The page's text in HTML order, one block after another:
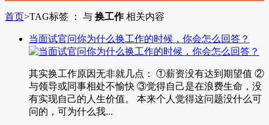
首页>TAG标签 ： 与 换工作相关内容
当面试官问你为什么换工作的时候，你会怎么回答？
其实换工作原因无非就几点： ①薪资没有达到期望值 ②
与领导或同事相处不愉快 ③觉得自己是在浪费生命，没
有实现自己的人生价值。 本来个人觉得这问题没什么可
问的，可为什么我...